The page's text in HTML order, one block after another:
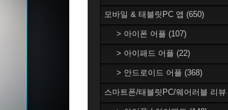
모바일 & 태블릿PC 앱 (650)
> 아이폰 어플 (107)
> 아이패드 어플 (22)
> 안드로이드 어플 (368)
스마트폰/태블릿PC/웨어러블 리뷰